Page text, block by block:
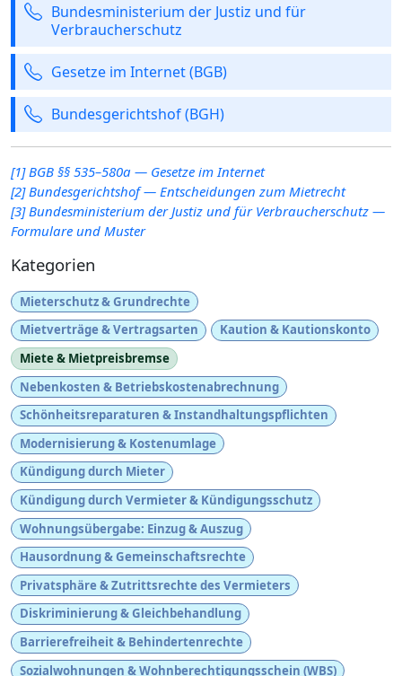
Bundesministerium der Justiz und für
Verbraucherschutz
Gesetze im Internet (BGB)
Bundesgerichtshof (BGH)
[1] BGB §§ 535–580a — Gesetze im Internet
[2] Bundesgerichtshof — Entscheidungen zum Mietrecht
[3] Bundesministerium der Justiz und für Verbraucherschutz —
Formulare und Muster
Kategorien
Mieterschutz & Grundrechte
Mietverträge & Vertragsarten
Kaution & Kautionskonto
Miete & Mietpreisbremse
Nebenkosten & Betriebskostenabrechnung
Schönheitsreparaturen & Instandhaltungspflichten
Modernisierung & Kostenumlage
Kündigung durch Mieter
Kündigung durch Vermieter & Kündigungsschutz
Wohnungsübergabe: Einzug & Auszug
Hausordnung & Gemeinschaftsrechte
Privatsphäre & Zutrittsrechte des Vermieters
Diskriminierung & Gleichbehandlung
Barrierefreiheit & Behindertenrechte
Sozialwohnungen & Wohnberechtigungsschein (WBS)